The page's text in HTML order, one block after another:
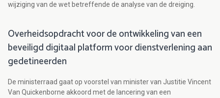
wijziging van de wet betreffende de analyse van de dreiging.
Overheidsopdracht voor de ontwikkeling van een
beveiligd digitaal platform voor dienstverlening aan
gedetineerden
De ministerraad gaat op voorstel van minister van Justitie Vincent
Van Quickenborne akkoord met de lancering van een